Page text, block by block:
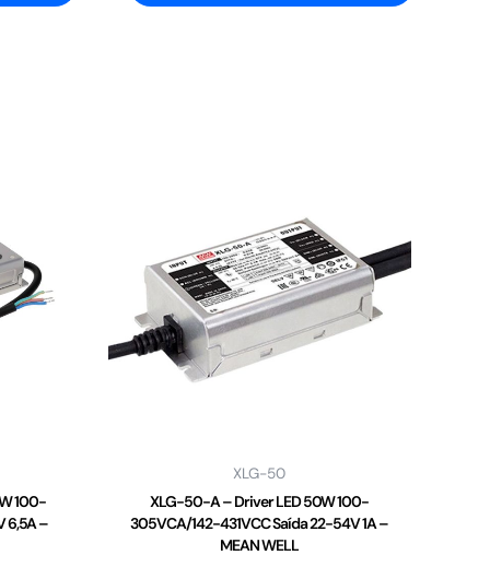
100-
6,5A –
XLG-50
XLG-50-A – Driver LED 50W 100-
305VCA/142-431VCC Saída 22-54V 1A –
MEAN WELL